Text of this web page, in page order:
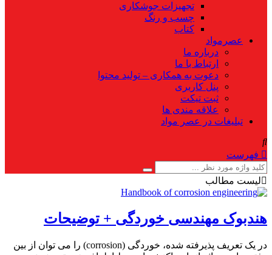
تجهیزات جوشکاری
چسب و رنگ
کتاب
عصرمواد
درباره ما
ارتباط با ما
دعوت به همکاری – تولید محتوا
پنل کاربری
ثبت تیکت
علاقه مندی ها
تبلیغات در عصر مواد
فهرست
لیست مطالب
هندبوک مهندسی خوردگی + توضیحات
در یک تعریف پذیرفته شده، خوردگی (corrosion) را می توان از بین